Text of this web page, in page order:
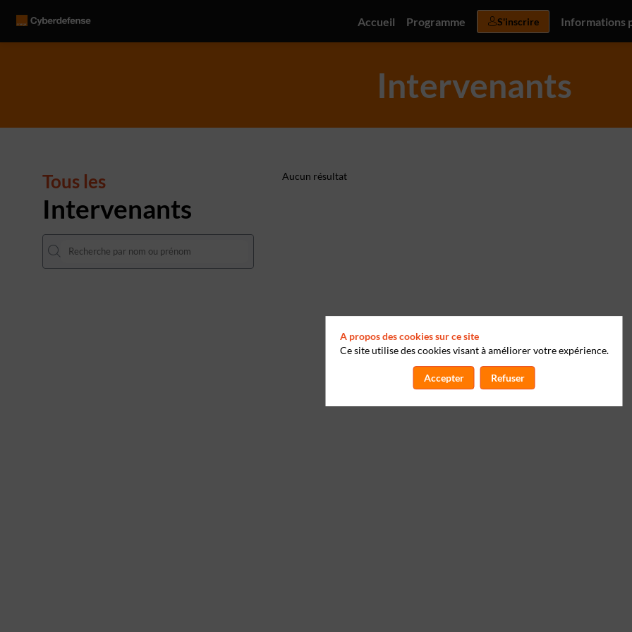
Accueil Programme S'inscrire Informations
Intervenants
Tous les
Intervenants
Aucun résultat
A propos des cookies sur ce site
Ce site utilise des cookies visant à améliorer votre expérience.
Accepter Refuser